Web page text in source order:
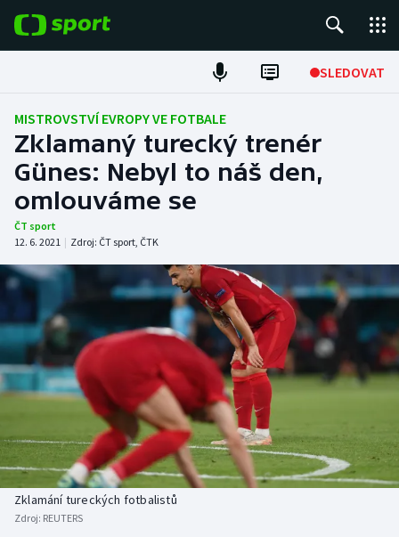
SLEDOVAT
Fotbal
Hokej
Tenis
Atletika
Cyklistika
DALŠÍ SPORTY
Americký fotbal
Baseball a softbal
Basketbal
Biatlon
NEPŘEHLÉDNĚTE
Historické návraty
Aplikace ČT sport
MISTROVSTVÍ EVROPY VE FOTBALE
Zklamaný turecký trenér
Günes: Nebyl to náš den,
omlouváme se
ČT sport
12. 6. 2021 | Zdroj: ČT sport, ČTK
Zklamání tureckých fotbalistů
Zdroj: REUTERS